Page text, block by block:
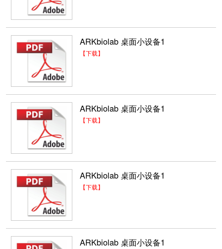
ARKbiolab 桌面小设备1
【下载】
ARKbiolab 桌面小设备1
【下载】
ARKbiolab 桌面小设备1
【下载】
ARKbiolab 桌面小设备1